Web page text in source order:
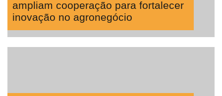
ampliam cooperação para fortalecer
inovação no agronegócio